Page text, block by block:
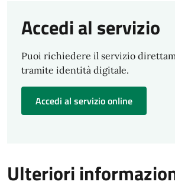
Accedi al servizio
Puoi richiedere il servizio
tramite identità digitale.
Accedi al servizio online
Ulteriori